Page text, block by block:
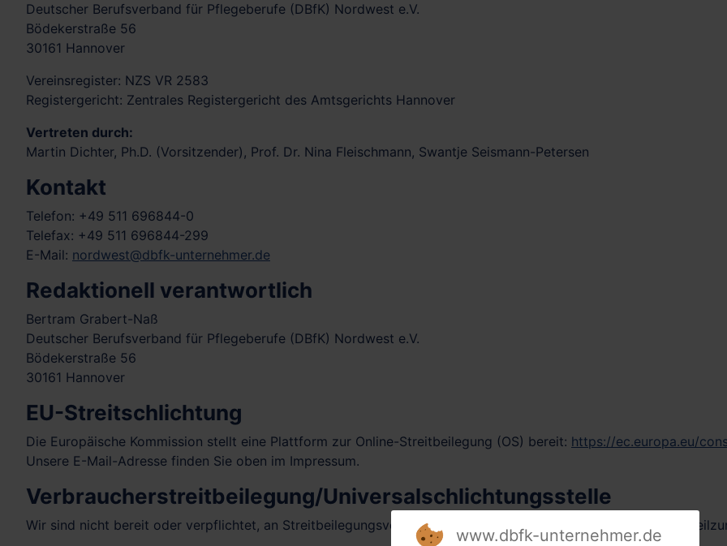
Deutscher Berufsverband für Pflegeberufe (DBfK) Nordwest e.V.
Bödekerstraße 56
30161 Hannover
Vereinsregister: NZS VR 2583
Registergericht: Zentrales Registergericht des Amtsgerichts Hannover
Vertreten durch:
Martin Dichter, Ph.D. (Vorsitzender), Prof. Dr. Nina Fleischmann, Swantje Seismann-Petersen
Kontakt
Telefon: +49 511 696844-0
Telefax: +49 511 696844-299
E-Mail: nordwest@dbfk-unternehmer.de
Redaktionell verantwortlich
Bertram Grabert-Naß
Deutscher Berufsverband für Pflegeberufe (DBfK) Nordwest e.V.
Bödekerstraße 56
30161 Hannover
EU-Streitschlichtung
Die Europäische Kommission stellt eine Plattform zur Online-Streitbeilegung (OS) bereit: https://ec.europa.eu/
Unsere E-Mail-Adresse finden Sie oben im Impressum.
Verbraucher­streit­beilegung/Universal­schlichtungs­stelle
Wir sind nicht bereit oder verpflichtet, an Streitbeilegungsverfahren vor einer Verbraucherschlichtungsstelle
www.dbfk-unternehmer.de